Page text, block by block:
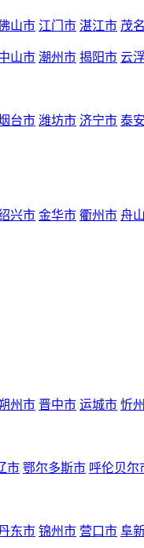
山市 江门市 湛江市 茂
山市 潮州市 揭阳市 云
台市 潍坊市 济宁市 泰
兴市 金华市 衢州市 舟
州市 晋中市 运城市 忻
市 鄂尔多斯市 呼伦贝尔
东市 锦州市 营口市 阜